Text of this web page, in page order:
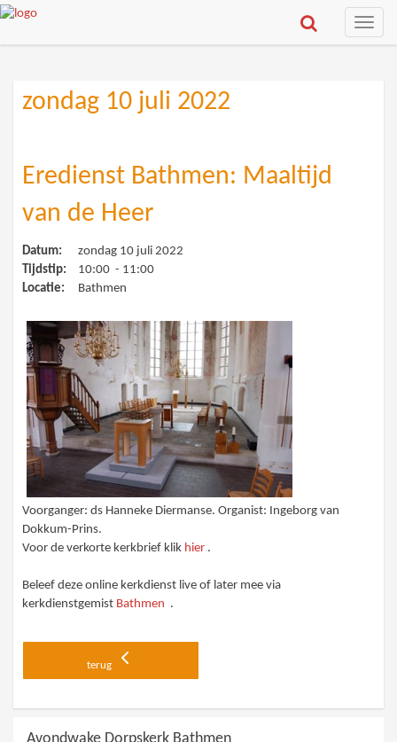
Toggle
zondag 10 juli 2022
Eredienst Bathmen: Maaltijd
van de Heer
Datum:
zondag 10 juli 2022
Tijdstip:
10:00 - 11:00
Locatie:
Bathmen
Voorganger: ds Hanneke Diermanse. Organist: Ingeborg van
Dokkum-Prins.
Voor de verkorte kerkbrief klik hier .
Beleef deze online kerkdienst live of later mee via
kerkdienstgemist Bathmen .
terug